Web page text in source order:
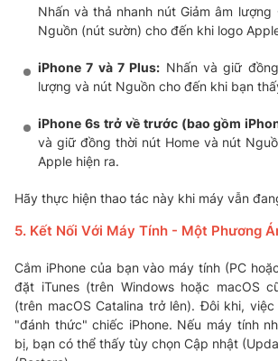
Nhấn và thả nhanh nút Giảm âm
Nguồn (nút sườn) cho đến khi logo
iPhone 7 và 7 Plus: Nhấn và giữ
lượng và nút Nguồn cho đến khi bạn
iPhone 6s trở về trước (bao gồm
và giữ đồng thời nút Home và nút
Apple hiện ra.
Hãy thực hiện thao tác này khi máy vẫn
5. Kết Nối Với Máy Tính - Một Phương
Cắm iPhone của bạn vào máy tính (PC
đặt iTunes (trên Windows hoặc macOS
(trên macOS Catalina trở lên). Đôi khi,
"đánh thức" chiếc iPhone. Nếu máy tính
bị, bạn có thể thấy tùy chọn Cập nhật